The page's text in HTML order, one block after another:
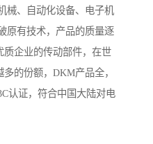
械、自动化设备、电子机
原有技术，产品的质量逐
企业的传动部件，在世
的份额，DKM产品全，
认证，符合中国大陆对电